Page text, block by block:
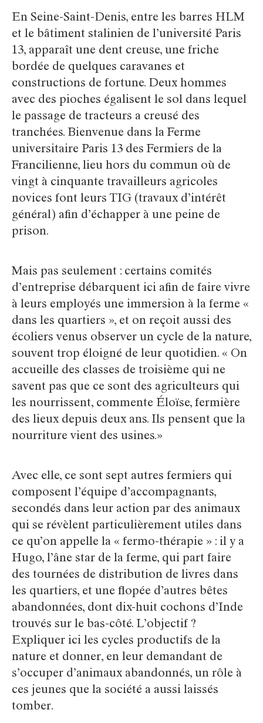
En Seine-Saint-Denis, entre les barres HLM
et le bâtiment stalinien de l’université Paris
13, apparaît une dent creuse, une friche
bordée de quelques caravanes et
constructions de fortune. Deux hommes
avec des pioches égalisent le sol dans lequel
le passage de tracteurs a creusé des
tranchées. Bienvenue dans la Ferme
universitaire Paris 13 des Fermiers de la
Francilienne, lieu hors du commun où de
vingt à cinquante travailleurs agricoles
novices font leurs TIG (travaux d’intérêt
général) afin d’échapper à une peine de
prison.
Mais pas seulement : certains comités
d’entreprise débarquent ici afin de faire vivre
à leurs employés une immersion à la ferme «
dans les quartiers », et on reçoit aussi des
écoliers venus observer un cycle de la nature,
souvent trop éloigné de leur quotidien. « On
accueille des classes de troisième qui ne
savent pas que ce sont des agriculteurs qui
les nourrissent, commente Éloïse, fermière
des lieux depuis deux ans. Ils pensent que la
nourriture vient des usines.»
Avec elle, ce sont sept autres fermiers qui
composent l’équipe d’accompagnants,
secondés dans leur action par des animaux
qui se révèlent particulièrement utiles dans
ce qu’on appelle la « fermo-thérapie » : il y a
Hugo, l’âne star de la ferme, qui part faire
des tournées de distribution de livres dans
les quartiers, et une flopée d’autres bêtes
abandonnées, dont dix-huit cochons d’Inde
trouvés sur le bas-côté. L’objectif ?
Expliquer ici les cycles productifs de la
nature et donner, en leur demandant de
s’occuper d’animaux abandonnés, un rôle à
ces jeunes que la société a aussi laissés
tomber.